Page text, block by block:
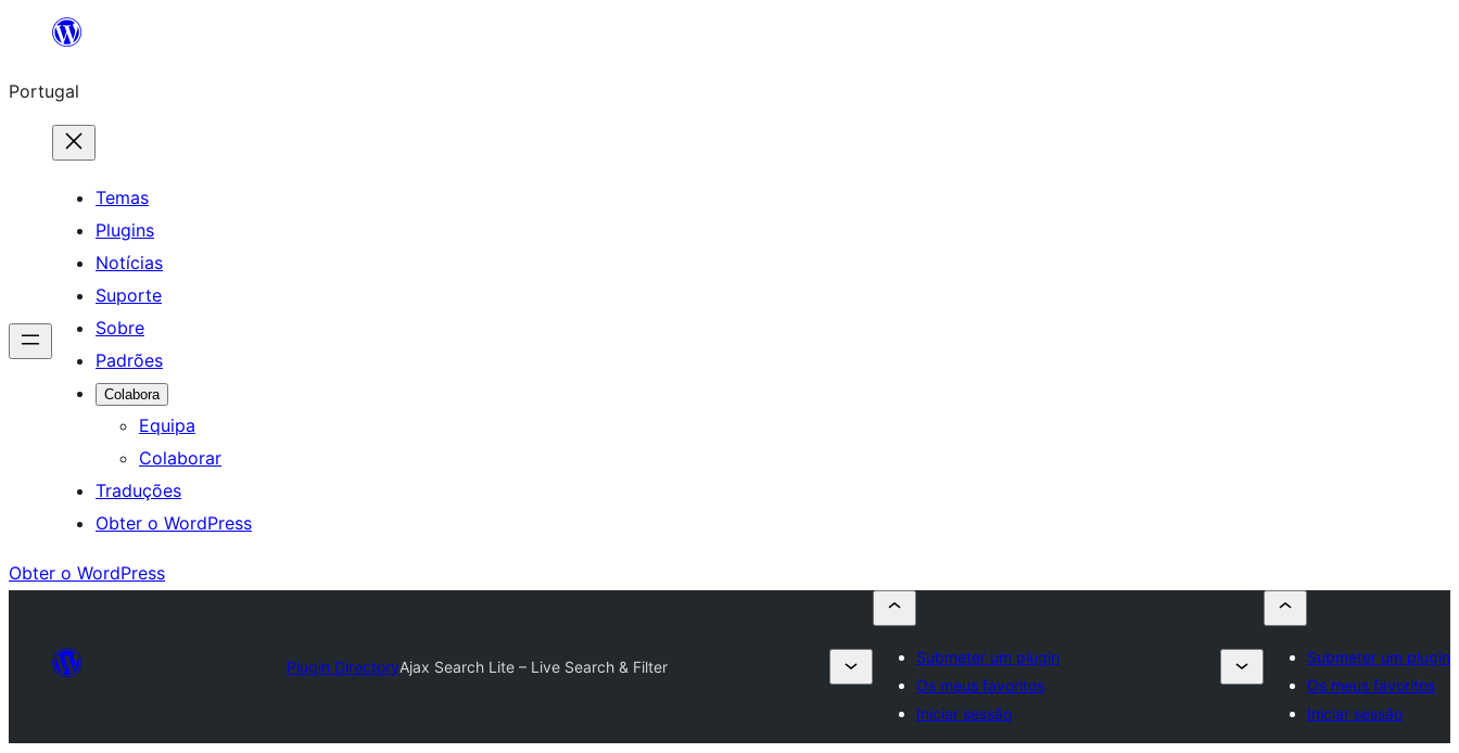
Saltar
o
conteúdo
Portugal
Temas
Plugins
Notícias
Suporte
Sobre
Padrões
Colabora
Equipa
Colaborar
Traduções
Obter o WordPress
Obter o WordPress
Plugin DirectoryAjax Search Lite – Live Search & Filter
Submeter um plugin
Os meus favoritos
Iniciar sessão
Submeter um plugin
Os meus favoritos
Iniciar sessão